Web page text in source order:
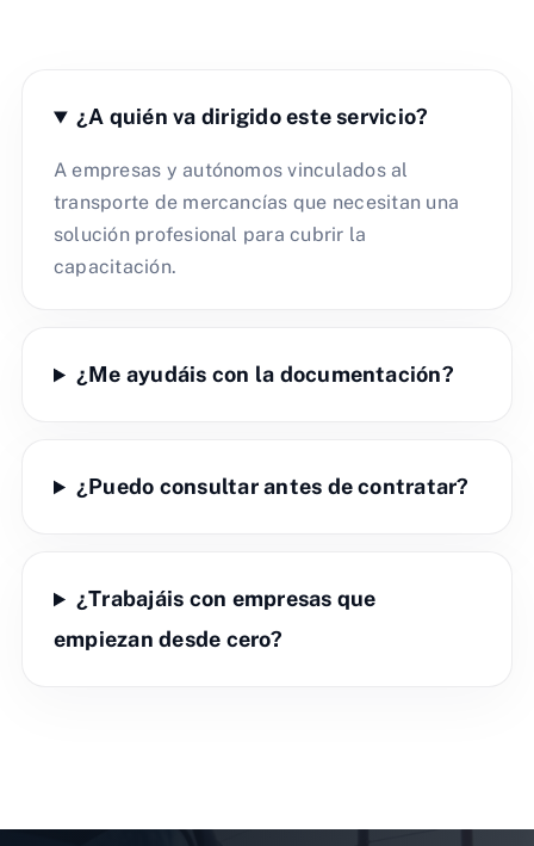
¿A quién va dirigido este servicio?
A empresas y autónomos vinculados al
transporte de mercancías que necesitan una
solución profesional para cubrir la
capacitación.
¿Me ayudáis con la documentación?
¿Puedo consultar antes de contratar?
¿Trabajáis con empresas que
empiezan desde cero?